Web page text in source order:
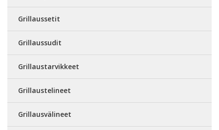
Grillaussetit
Grillaussudit
Grillaustarvikkeet
Grillaustelineet
Grillausvälineet